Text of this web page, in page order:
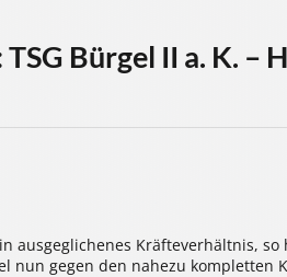
Bürgel II a. K. –
ausgeglichenes Kräfteverhältnis,
nun gegen den nahezu